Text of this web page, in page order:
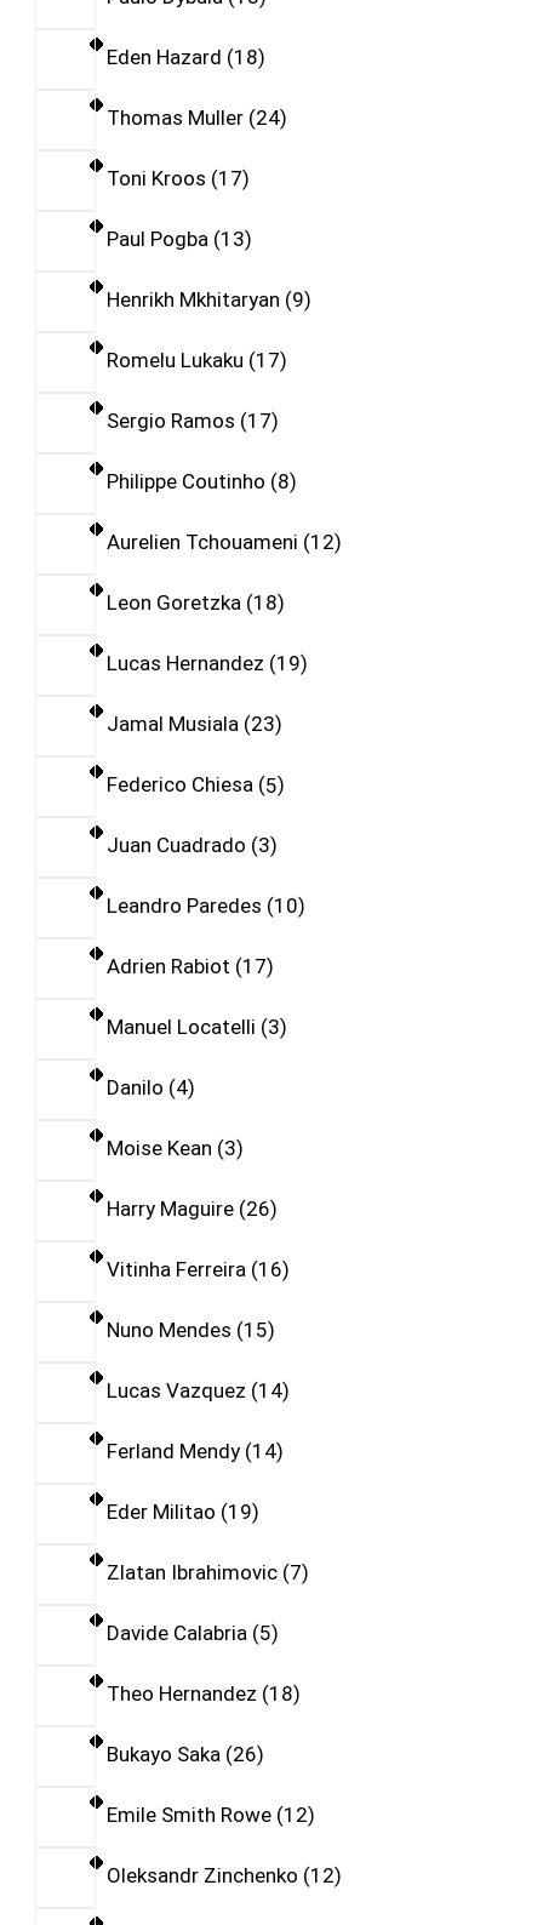
Eden Hazard 18
Thomas Muller 24
Toni Kroos 17
Paul Pogba 13
Henrikh Mkhitaryan 9
Romelu Lukaku 17
Sergio Ramos 17
Philippe Coutinho 8
Aurelien Tchouameni 12
Leon Goretzka 18
Lucas Hernandez 19
Jamal Musiala 23
Federico Chiesa 5
Juan Cuadrado 3
Leandro Paredes 10
Adrien Rabiot 17
Manuel Locatelli 3
Danilo 4
Moise Kean 3
Harry Maguire 26
Vitinha Ferreira 16
Nuno Mendes 15
Lucas Vazquez 14
Ferland Mendy 14
Eder Militao 19
Zlatan Ibrahimovic 7
Davide Calabria 5
Theo Hernandez 18
Bukayo Saka 26
Emile Smith Rowe 12
Oleksandr Zinchenko 12